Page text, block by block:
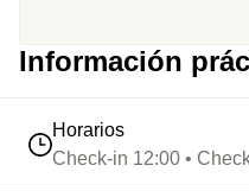
une petite surprise. Je
Información
Horarios
Check-in 12:00 •